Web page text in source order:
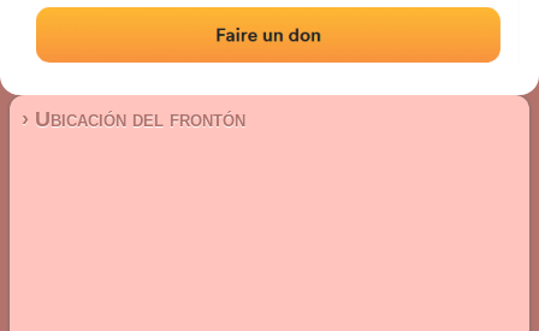
Frontón de pared izquierda
Localización|Fotos|Comentarios y reseñas
› Ubicación del frontón